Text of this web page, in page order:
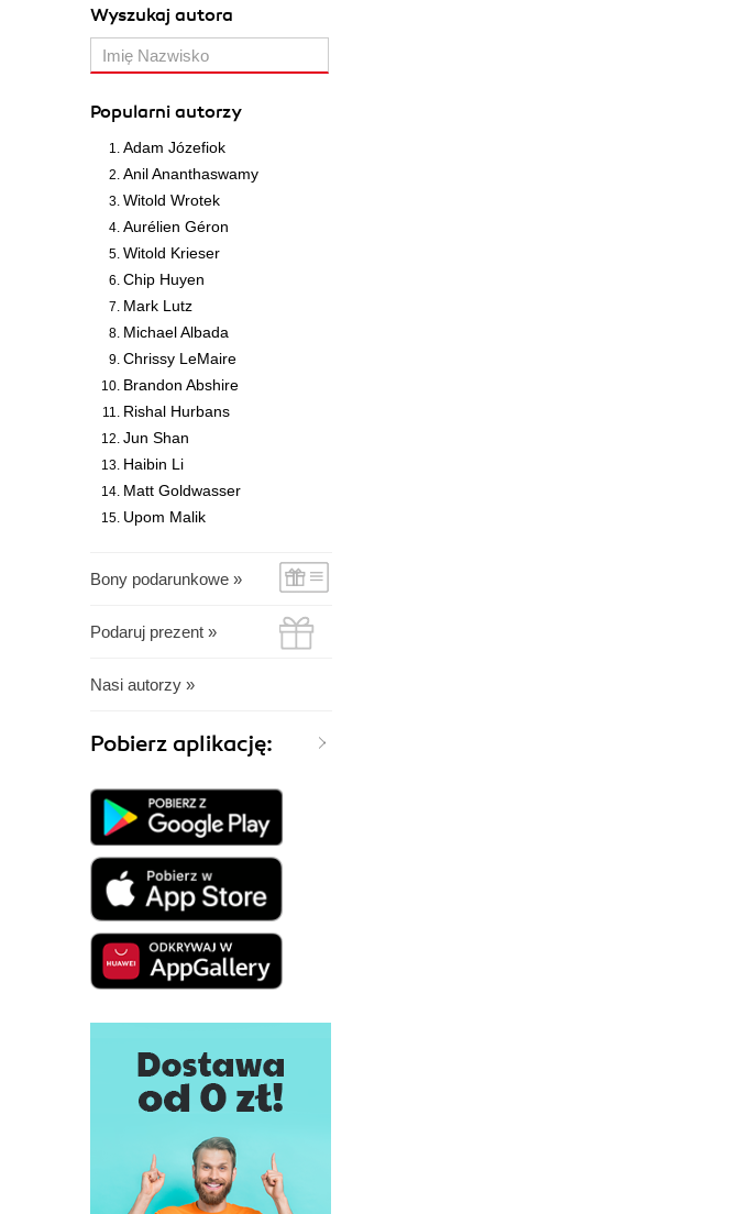
Wyszukaj autora
Popularni autorzy
Adam Józefiok
Anil Ananthaswamy
Witold Wrotek
Aurélien Géron
Witold Krieser
Chip Huyen
Mark Lutz
Michael Albada
Chrissy LeMaire
Brandon Abshire
Rishal Hurbans
Jun Shan
Haibin Li
Matt Goldwasser
Upom Malik
Bony podarunkowe »
Podaruj prezent »
Nasi autorzy »
Pobierz aplikację: